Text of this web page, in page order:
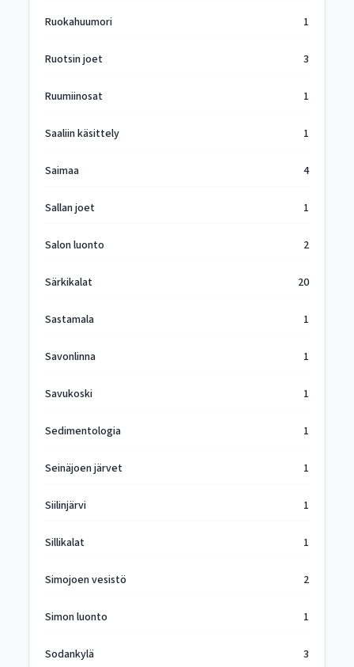
Ruokahuumori 1
Ruotsin joet 3
Ruumiinosat 1
Saaliin käsittely 1
Saimaa 4
Sallan joet 1
Salon luonto 2
Särkikalat 20
Sastamala 1
Savonlinna 1
Savukoski 1
Sedimentologia 1
Seinäjoen järvet 1
Siilinjärvi 1
Sillikalat 1
Simojoen vesistö 2
Simon luonto 1
Sodankylä 3